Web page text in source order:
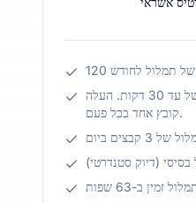
של תמלול לחודש
כל קובץ יכול להיות באורך של עד 30 דקות. העלה
קובץ אחד בכל פעם.
קבצים ביום
(דיוק סטנדרטי)
זמין ב-63 שפות